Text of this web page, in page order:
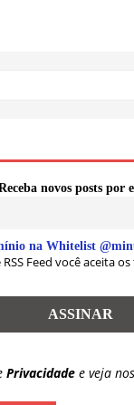
novos posts por
na Whitelist
Feed você aceita
Privacidade e veja